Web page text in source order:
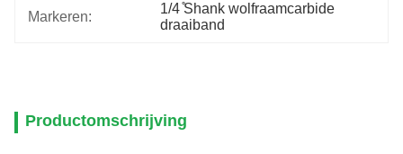
Markeren:
1/4 ̊Shank wolfraamcarbide
draaiband
Productomschrijving